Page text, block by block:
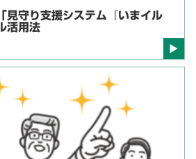
見守り支援システム『いまイル
活用法